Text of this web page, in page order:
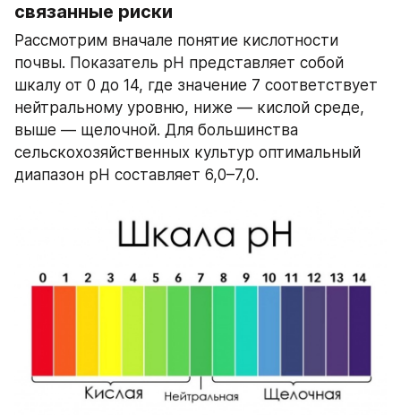
связанные риски
Рассмотрим вначале понятие кислотности
почвы. Показатель pH представляет собой
шкалу от 0 до 14, где значение 7 соответствует
нейтральному уровню, ниже — кислой среде,
выше — щелочной. Для большинства
сельскохозяйственных культур оптимальный
диапазон pH составляет 6,0–7,0.